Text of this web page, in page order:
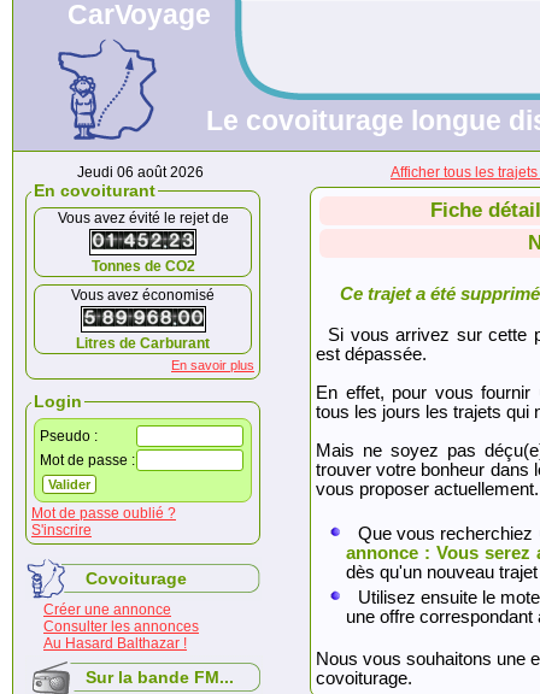
CarVoyage
Le covoiturage longue
Jeudi 06 août 2026
En covoiturant
Vous avez évité le rejet de
Tonnes de CO2
Vous avez économisé
Litres de Carburant
En savoir plus
Login
Pseudo :
Mot de passe :
Mot de passe oublié ?
S'inscrire
Covoiturage
Créer une annonce
Consulter les annonces
Au Hasard Balthazar !
Sur la bande FM...
Afficher tous les
Fiche
Ce trajet a été
Si vous arrivez sur cette
est dépassée.
En effet, pour vous fournir
tous les jours les trajets qui
Mais ne soyez pas
trouver votre bonheur dans
vous proposer actuellement.
Que vous
annonce : Vous serez
dès qu'un nouveau
Utilisez ensuite le
une offre
Nous vous souhaitons une
covoiturage.